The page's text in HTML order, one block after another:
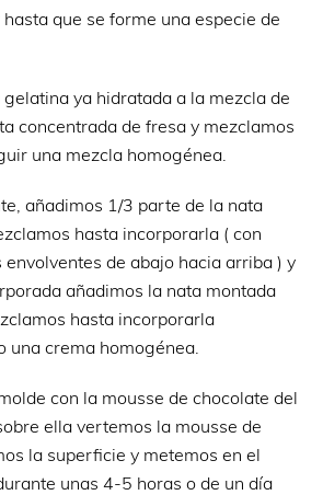
que se forme una especie de
ya hidratada a la mezcla de
concentrada de fresa y mezclamos
una mezcla homogénea.
añadimos 1/3 parte de la nata
hasta incorporarla ( con
de abajo hacia arriba ) y
añadimos la nata montada
hasta incorporarla
una crema homogénea.
con la mousse de chocolate del
ella vertemos la mousse de
la superficie y metemos en el
unas 4-5 horas o de un día